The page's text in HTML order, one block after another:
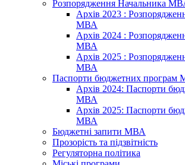
Розпорядження Начальника
Архів 2023 :
МВА
Архів 2024 :
МВА
Архів 2025 :
МВА
Паспорти бюджетних програм
Архів 2024: Паспорти
МВА
Архів 2025: Паспорти
МВА
Бюджетні запити МВА
Прозорість та підзвітність
Регуляторна політика